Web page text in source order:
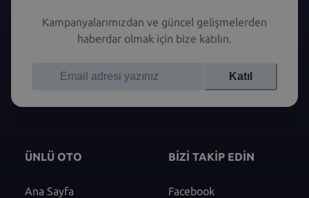
Kampanyalarımızdan ve güncel gelişmelerden
haberdar olmak için bize katılın.
Katıl
ÜNLÜ OTO
Ana Sayfa
BİZİ TAKİP EDİN
Facebook